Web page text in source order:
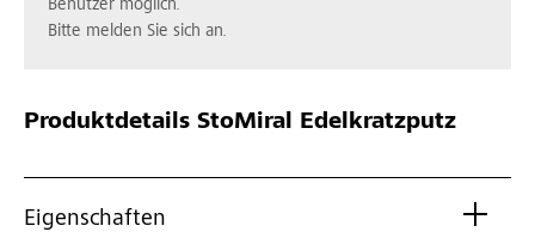
Benutzer möglich.
Bitte melden Sie sich an.
Produktdetails StoMiral Edelkratzputz
Eigenschaften